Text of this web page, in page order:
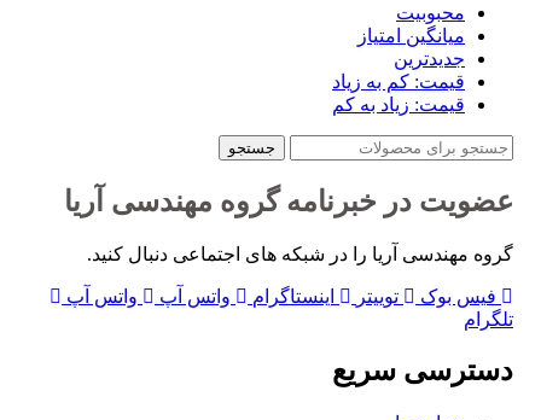
محبوبیت
میانگین امتیاز
جدیدترین
قیمت: کم به زیاد
قیمت: زیاد به کم
جستجو
عضویت در خبرنامه گروه مهندسی آریا
گروه مهندسی آریا را در شبکه های اجتماعی دنبال کنید.
فیس بوک توییتر اینستاگرام واتس آپ
واتس آپ
تلگرام
دسترسی سریع